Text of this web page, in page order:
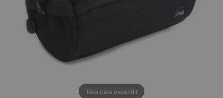
Toca para expandir